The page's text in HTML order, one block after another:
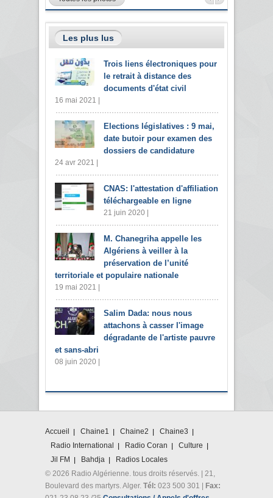
Les plus lus
Trois liens électroniques pour
le retrait à distance des
documents d'état civil
16 mai 2021 |
Elections législatives : 9 mai,
date butoir pour examen des
dossiers de candidature
24 avr 2021 |
CNAS: l'attestation d'affiliation
téléchargeable en ligne
21 juin 2020 |
M. Chanegriha appelle les
Algériens à veiller à la
préservation de l’unité
territoriale et populaire nationale
19 mai 2021 |
Salim Dada: nous nous
attachons à casser l'image
dégradante de l'artiste pauvre
et sans-abri
08 juin 2020 |
Accueil Chaine1 Chaine2
Chaine3
Radio International
Radio Coran
Culture
Jil FM
Bahdja
Radios Locales
© 2026 Radio Algérienne. tous droits réservés. | 21,
Boulevard des martyrs. Alger. Tél: 023 500 301 | Fax: